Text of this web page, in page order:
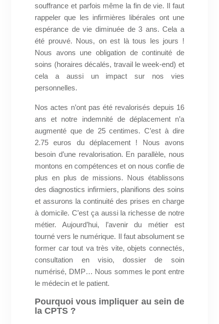
souffrance et parfois même la fin de vie. Il faut
rappeler que les infirmières libérales ont une
espérance de vie diminuée de 3 ans. Cela a
été prouvé. Nous, on est là tous les jours !
Nous avons une obligation de continuité de
soins (horaires décalés, travail le week-end) et
cela a aussi un impact sur nos vies
personnelles.
Nos actes n’ont pas été revalorisés depuis 16
ans et notre indemnité de déplacement n’a
augmenté que de 25 centimes. C’est à dire
2.75 euros du déplacement ! Nous avons
besoin d’une revalorisation. En parallèle, nous
montons en compétences et on nous confie de
plus en plus de missions. Nous établissons
des diagnostics infirmiers, planifions des soins
et assurons la continuité des prises en charge
à domicile. C’est ça aussi la richesse de notre
métier. Aujourd’hui, l’avenir du métier est
tourné vers le numérique. Il faut absolument se
former car tout va très vite, objets connectés,
consultation en visio, dossier de soin
numérisé, DMP… Nous sommes le pont entre
le médecin et le patient.
Pourquoi vous impliquer au sein de
la CPTS ?